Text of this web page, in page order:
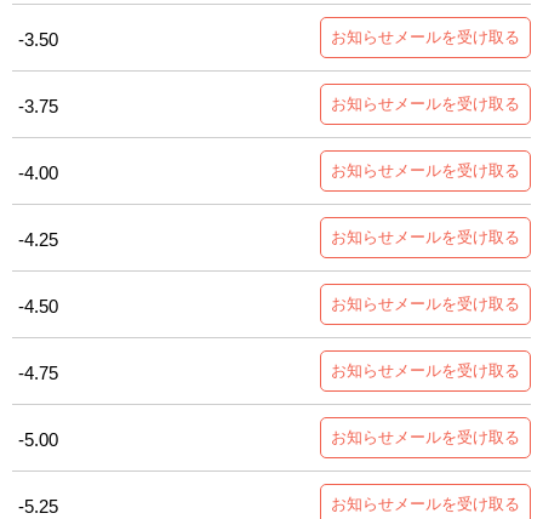
-3.50 お知らせメールを受け取る
-3.75 お知らせメールを受け取る
-4.00 お知らせメールを受け取る
-4.25 お知らせメールを受け取る
-4.50 お知らせメールを受け取る
-4.75 お知らせメールを受け取る
-5.00 お知らせメールを受け取る
-5.25 お知らせメールを受け取る